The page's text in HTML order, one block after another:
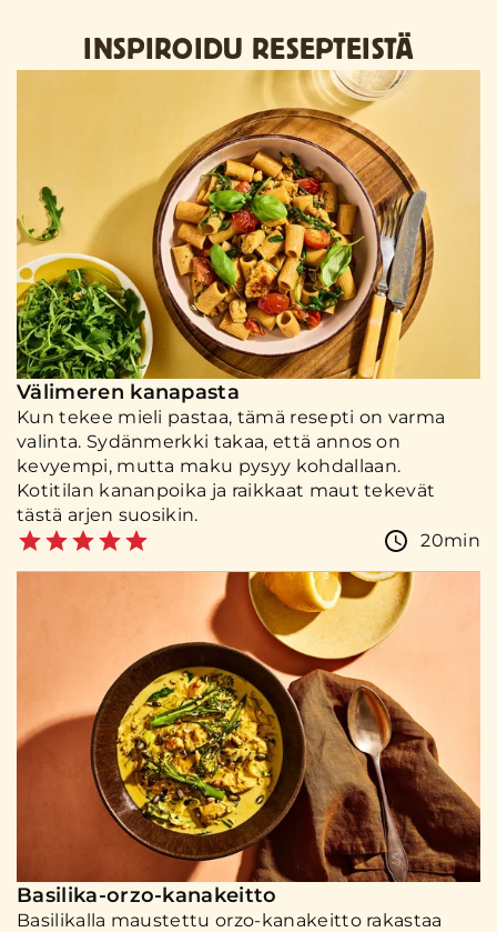
INSPIROIDU RESEPTEISTÄ
Välimeren kanapasta
Kun tekee mieli pastaa, tämä resepti on varma
valinta. Sydänmerkki takaa, että annos on
kevyempi, mutta maku pysyy kohdallaan.
Kotitilan kananpoika ja raikkaat maut tekevät
tästä arjen suosikin.
20min
Basilika-orzo-kanakeitto
Basilikalla maustettu orzo-kanakeitto rakastaa